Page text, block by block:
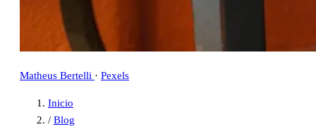
Matheus Bertelli · Pexels
Inicio
/ Blog